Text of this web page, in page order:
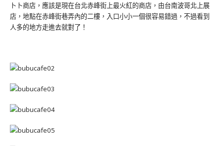
卜卜商店，應該是現在台北赤峰街上最火紅的商店，由台南波哥北上展
店，地點在赤峰街巷弄內的二樓，入口小小一個很容易錯過，不過看到
人多的地方走進去就對了！